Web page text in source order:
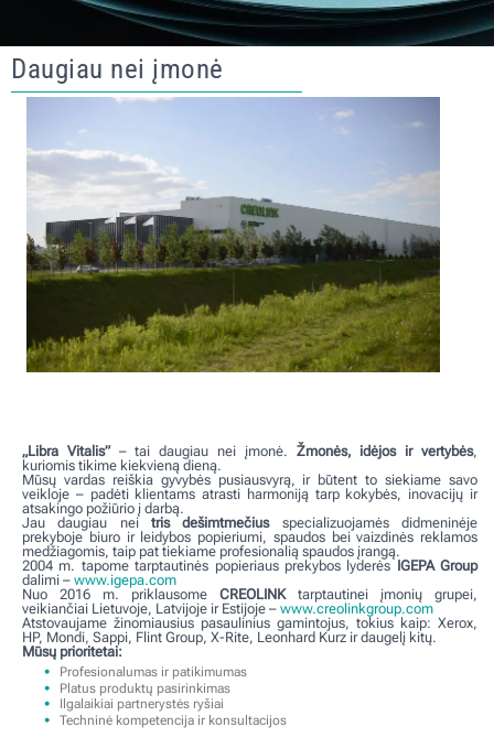
Daugiau nei įmonė
„Libra Vitalis”– tai daugiau nei įmonė. Žmonės, idėjos ir vertybės,
kuriomis tikime kiekvieną dieną.
Mūsų vardas reiškia gyvybės pusiausvyrą, ir būtent to siekiame savo
veikloje – padėti klientams atrasti harmoniją tarp kokybės, inovacijų ir
atsakingo požiūrio į darbą.
Jau daugiau nei tris dešimtmečiusspecializuojamės didmeninėje
prekyboje biuro ir leidybos popieriumi, spaudos bei vaizdinės reklamos
medžiagomis, taip pat tiekiame profesionalią spaudos įrangą.
2004 m. tapome tarptautinės popieriaus prekybos lyderės IGEPA Group
dalimi – www.igepa.com
Nuo 2016 m. priklausome CREOLINKtarptautinei įmonių grupei,
veikiančiai Lietuvoje, Latvijoje ir Estijoje – www.creolinkgroup.com
Atstovaujame žinomiausius pasaulinius gamintojus, tokius kaip: Xerox,
HP, Mondi, Sappi, Flint Group, X-Rite, Leonhard Kurz ir daugelį kitų.
Mūsų prioritetai:
Profesionalumas ir patikimumas
Platus produktų pasirinkimas
Ilgalaikiai partnerystės ryšiai
Techninė kompetencija ir konsultacijos